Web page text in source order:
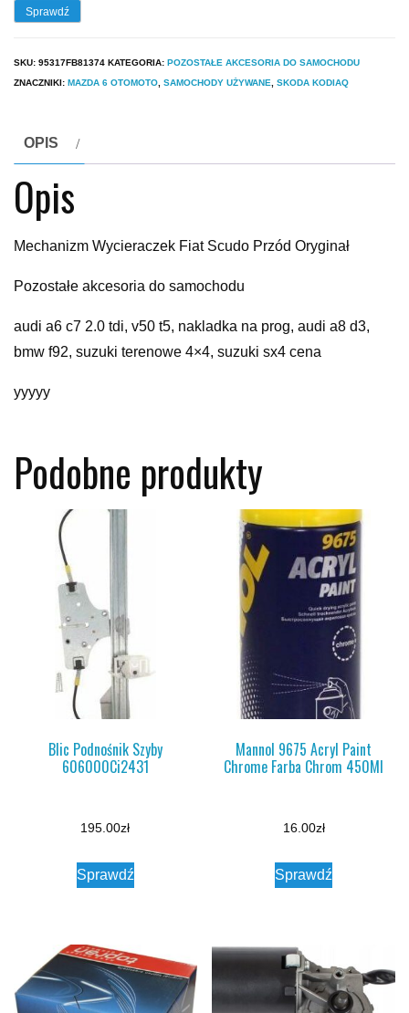
Sprawdź
SKU: 95317FB81374 KATEGORIA: POZOSTAŁE AKCESORIA DO SAMOCHODU
ZNACZNIKI: MAZDA 6 OTOMOTO SAMOCHODY UŻYWANE SKODA KODIAQ
OPIS
Opis
Mechanizm Wycieraczek Fiat Scudo Przód Oryginał
Pozostałe akcesoria do samochodu
audi a6 c7 2.0 tdi, v50 t5, nakladka na prog, audi a8 d3,
bmw f92, suzuki terenowe 4×4, suzuki sx4 cena
yyyyy
Podobne produkty
Blic Podnośnik Szyby
606000Ci2431
195.00zł
Sprawdź
Mannol 9675 Acryl Paint
Chrome Farba Chrom 450Ml
16.00zł
Sprawdź